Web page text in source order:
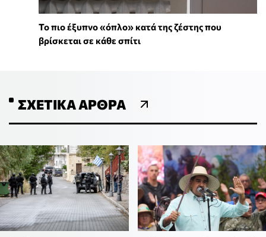
To πιο έξυπνο «όπλο» κατά της ζέστης που
βρίσκεται σε κάθε σπίτι
ΣΧΕΤΙΚΆ ΆΡΘΡΑ